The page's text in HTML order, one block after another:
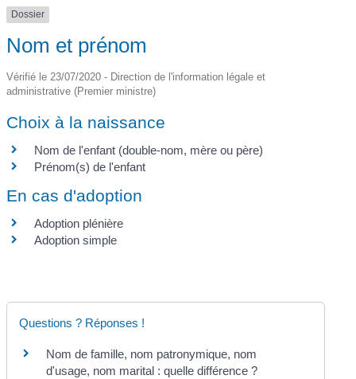
Dossier
Nom et prénom
Vérifié le 23/07/2020 - Direction de l'information légale et
administrative (Premier ministre)
Choix à la naissance
Nom de l'enfant (double-nom, mère ou père)
Prénom(s) de l'enfant
En cas d'adoption
Adoption plénière
Adoption simple
Questions ? Réponses !
Nom de famille, nom patronymique, nom
d'usage, nom marital : quelle différence ?